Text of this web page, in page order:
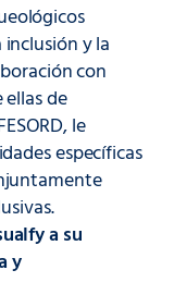
y la
con
de
le
específicas
a su
y